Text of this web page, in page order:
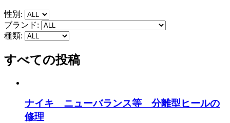
性別:
ブランド:
種類:
すべての投稿
ナイキ ニューバランス等 分離型ヒールの
修理